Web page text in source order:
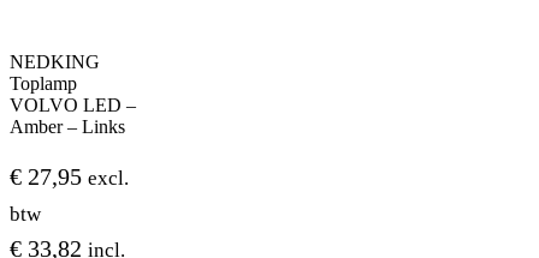
NEDKING
Toplamp
VOLVO LED –
Amber – Links
€ 27,95 excl.
btw
€ 33,82 incl.